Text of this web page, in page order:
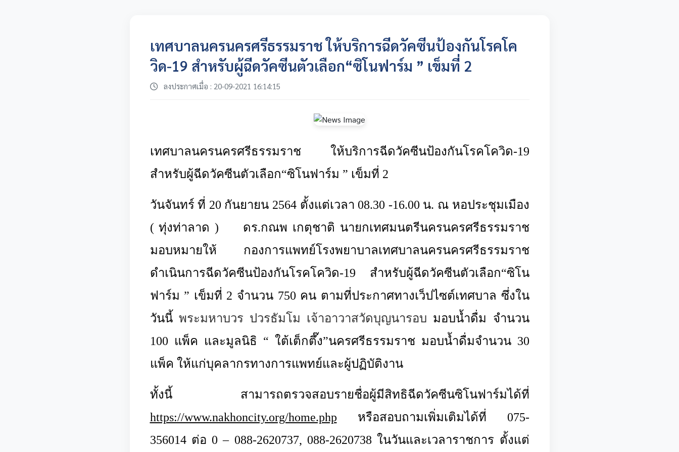
เทศบาลนครนครศรีธรรมราช ให้บริการฉีดวัคซีนป้องกันโรคโค
วิด-19 สำหรับผู้ฉีดวัคซีนตัวเลือก“ซิโนฟาร์ม ” เข็มที่ 2
ลงประกาศเมื่อ : 20-09-2021 16:14:15
เทศบาลนครนครศรีธรรมราช ให้บริการฉีดวัคซีนป้องกันโรคโควิด-19
สำหรับผู้ฉีดวัคซีนตัวเลือก“ซิโนฟาร์ม ” เข็มที่ 2
วันจันทร์ ที่ 20 กันยายน 2564 ตั้งแต่เวลา 08.30 -16.00 น. ณ หอประชุมเมือง
( ทุ่งท่าลาด ) ดร.กณพ เกตุชาติ นายกเทศมนตรีนครนครศรีธรรมราช
มอบหมายให้ กองการแพทย์โรงพยาบาลเทศบาลนครนครศรีธรรมราช
ดำเนินการฉีดวัคซีนป้องกันโรคโควิด-19
สำหรับผู้ฉีดวัคซีนตัวเลือก“ซิโน
ฟาร์ม ” เข็มที่ 2 จำนวน 750 คน ตามที่ประกาศทางเว็ปไซต์เทศบาล ซึ่งใน
วันนี้ พระมหาบวร ปวรธัมโม เจ้าอาวาสวัดบุญนารอบ มอบน้ำดื่ม จำนวน
100 แพ็ค และมูลนิธิ “ ใต้เต็กตึ๊ง”นครศรีธรรมราช มอบน้ำดื่มจำนวน 30
แพ็ค ให้แก่บุคลากรทางการแพทย์และผู้ปฏิบัติงาน
ทั้งนี้ สามารถตรวจสอบรายชื่อผู้มีสิทธิฉีดวัคซีนซิโนฟาร์มได้ที่
https://www.nakhoncity.org/home.php หรือสอบถามเพิ่มเติมได้ที่ 075-
356014 ต่อ 0 – 088-2620737, 088-2620738 ในวันและเวลาราชการ ตั้งแต่